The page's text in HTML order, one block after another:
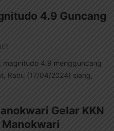
4.9 Guncang
magnitudo 4.9 mengguncang
Rabu (17/04/2024) siang,
Gelar KKN
Manokwari